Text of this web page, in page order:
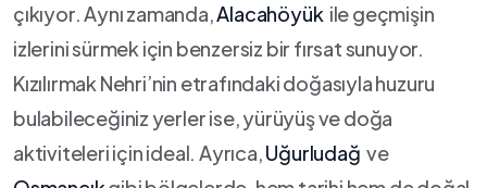
çıkıyor. Aynı​ zamanda,Alacahöyük ⁤ ile geçmişin
izlerini sürmek için benzersiz bir fırsat sunuyor.
‌Kızılırmak Nehri’nin etrafındaki doğasıyla huzuru
bulabileceğiniz ⁤yerler ise, yürüyüş ve doğa
aktiviteleri için ideal. Ayrıca,Uğurludağ ⁢ ve ​